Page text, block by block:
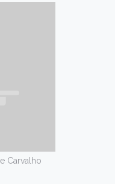
Carvalho